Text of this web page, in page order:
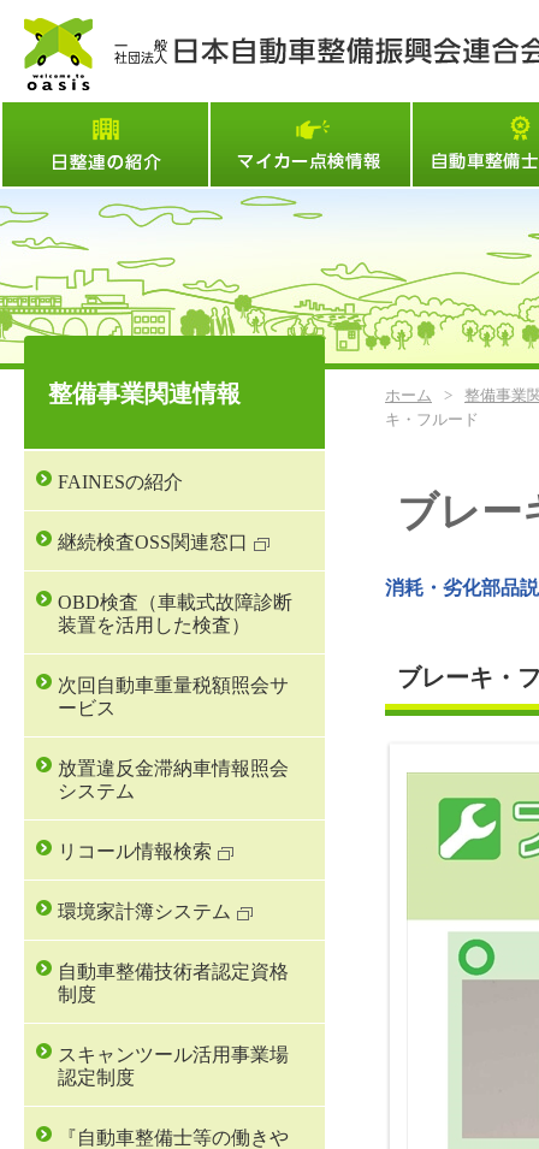
マイカー点検情
ホーム >
整備事業
キ・フルード
ブレー
消耗・劣化部品
ブレーキ・
整備事業関連情報
FAINESの紹介
継続検査OSS関連窓口
OBD検査（車載式故障診断
装置を活用した検査）
次回自動車重量税額照会サ
ービス
放置違反金滞納車情報照会
システム
リコール情報検索
環境家計簿システム
自動車整備技術者認定資格
制度
スキャンツール活用事業場
認定制度
『自動車整備士等の働きや